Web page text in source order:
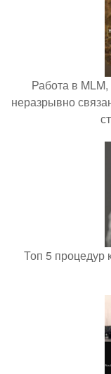
Работа в
неразрывно
Топ 5 процедур